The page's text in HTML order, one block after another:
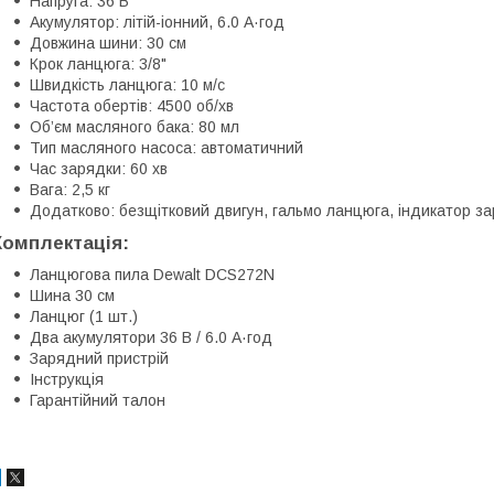
Акумулятор: літій-іонний, 6.0 А·год
Довжина шини: 30 см
Крок ланцюга: 3/8"
Швидкість ланцюга: 10 м/с
Частота обертів: 4500 об/хв
Об’єм масляного бака: 80 мл
Тип масляного насоса: автоматичний
Час зарядки: 60 хв
Вага: 2,5 кг
Додатково: безщітковий двигун, гальмо ланцюга, індикатор
Ланцюгова пила Dewalt DCS272N
Шина 30 см
Ланцюг (1 шт.)
Два акумулятори 36 В / 6.0 А·год
Зарядний пристрій
Інструкція
Гарантійний талон